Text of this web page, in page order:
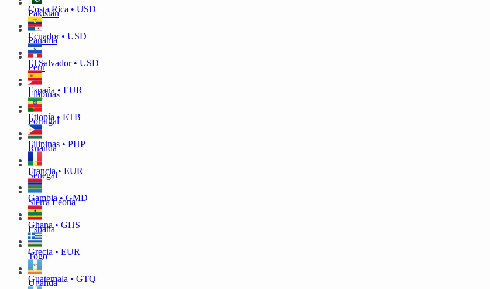
Pakistán
Panamá
Perú
Filipinas
Portugal
Ruanda
Senegal
Sierra Leona
España
Togo
Uganda
Costa Rica • USD
Ecuador • USD
El Salvador • USD
España • EUR
Etiopía • ETB
Filipinas • PHP
Francia • EUR
Gambia • GMD
Ghana • GHS
Grecia • EUR
Guatemala • GTQ